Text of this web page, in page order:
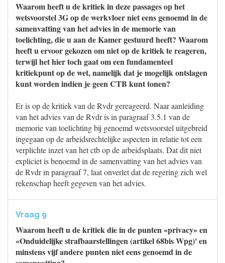
Waarom heeft u de kritiek in deze passages op het
wetsvoorstel 3G op de werkvloer niet eens genoemd in de
samenvatting van het advies in de memorie van
toelichting, die u aan de Kamer gestuurd heeft? Waarom
heeft u ervoor gekozen om niet op de kritiek te reageren,
terwijl het hier toch gaat om een fundamenteel
kritiekpunt op de wet, namelijk dat je mogelijk ontslagen
kunt worden indien je geen CTB kunt tonen?
Er is op de kritiek van de Rvdr gereageerd. Naar aanleiding
van het advies van de Rvdr is in paragraaf 3.5.1 van de
memorie van toelichting bij genoemd wetsvoorstel uitgebreid
ingegaan op de arbeidsrechtelijke aspecten in relatie tot een
verplichte inzet van het ctb op de arbeidsplaats. Dat dit niet
expliciet is benoemd in de samenvatting van het advies van
de Rvdr in paragraaf 7, laat onverlet dat de regering zich wel
rekenschap heeft gegeven van het advies.
Vraag 9
Waarom heeft u de kritiek die in de punten «privacy» en
«Onduidelijke strafbaarstellingen (artikel 68bis Wpg)' en
minstens vijf andere punten niet eens genoemd in de